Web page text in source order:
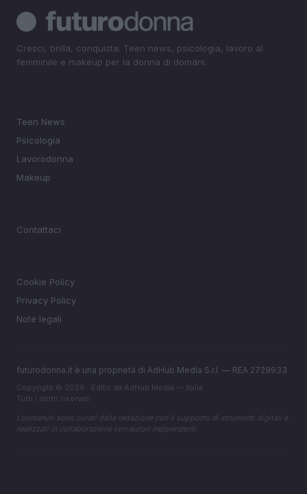
Cresci, brilla, conquista. Teen news, psicologia, lavoro al
femminile e makeup per la donna di domani.
Teen News
Psicologia
Lavorodonna
Makeup
Contattaci
Cookie Policy
Privacy Policy
Note legali
futurodonna.it è una proprietà di AdHub Media S.r.l. — REA 2729933
Copyright © 2026 · Edito da AdHub Media — Italia
Tutti i diritti riservati
I contenuti sono curati dalla redazione con il supporto di strumenti digitali e
realizzati in collaborazione con autori indipendenti.